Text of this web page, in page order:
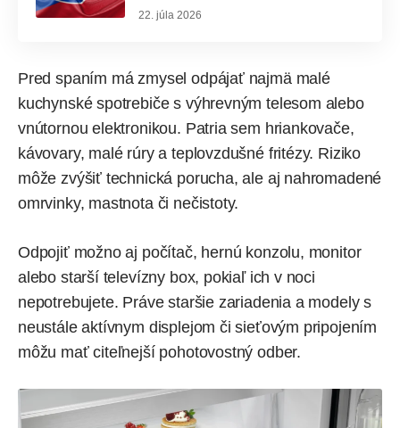
22. júla 2026
Pred spaním má zmysel odpájať najmä malé
kuchynské spotrebiče s výhrevným telesom alebo
vnútornou elektronikou. Patria sem hriankovače,
kávovary, malé rúry a teplovzdušné fritézy. Riziko
môže zvýšiť technická porucha, ale aj nahromadené
omrvinky, mastnota či nečistoty.
Odpojiť možno aj počítač, hernú konzolu, monitor
alebo starší televízny box, pokiaľ ich v noci
nepotrebujete. Práve staršie zariadenia a modely s
neustále aktívnym displejom či sieťovým pripojením
môžu mať citeľnejší pohotovostný odber.